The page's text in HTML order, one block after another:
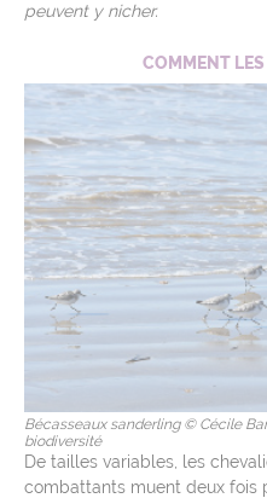
peuvent y nicher.
COMMENT
Bécasseaux sanderling © Cécile
biodiversité
De tailles variables, les
combattants muent deux fois